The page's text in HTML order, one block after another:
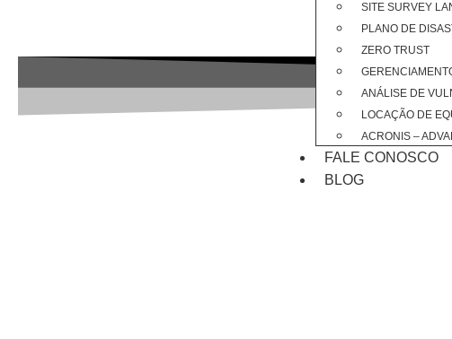
SITE SURVEY
PLANO DE
ZERO TRUST
ANÁLISE DE
LOCAÇÃO DE
ACRONIS –
FALE CONOSCO
BLOG